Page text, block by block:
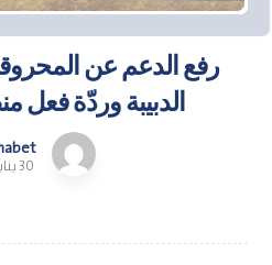
رفع الدعم عن
الدبيبة وردّة فعل
30 يناير، 2024